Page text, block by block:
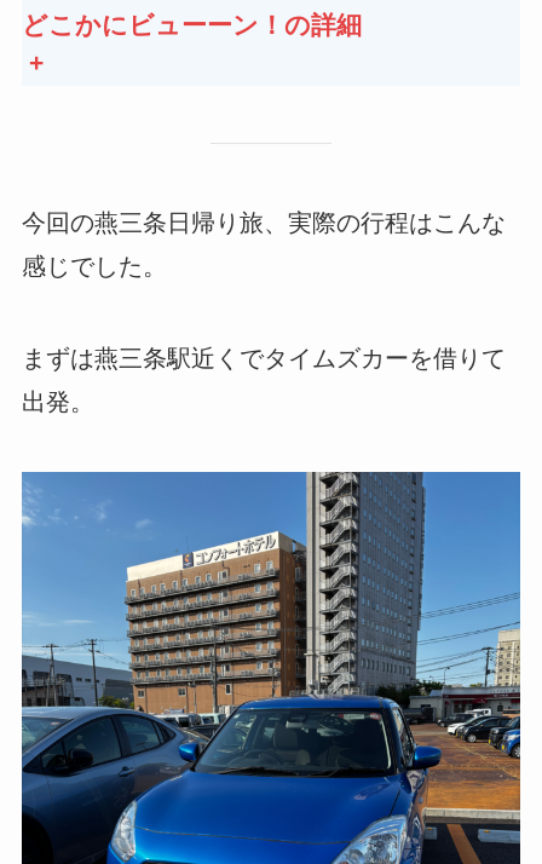
どこかにビューーン！の詳細
+
今回の燕三条日帰り旅、実際の行程はこんな
感じでした。
まずは燕三条駅近くでタイムズカーを借りて
出発。